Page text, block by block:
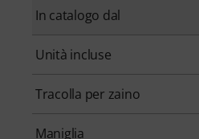
In catalogo dal
Unità incluse
Tracolla per zaino
Maniglia